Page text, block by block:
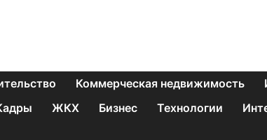
Коммерческая недвижимость
ЖКХ Бизнес Технологии